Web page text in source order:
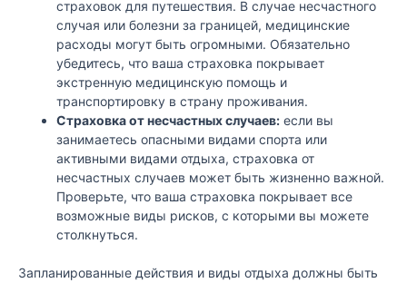
страховок для путешествия. В случае несчастного
случая или болезни за границей, медицинские
расходы могут быть огромными. Обязательно
убедитесь, что ваша страховка покрывает
экстренную медицинскую помощь и
транспортировку в страну проживания.
Страховка от несчастных случаев: если вы
занимаетесь опасными видами спорта или
активными видами отдыха, страховка от
несчастных случаев может быть жизненно важной.
Проверьте, что ваша страховка покрывает все
возможные виды рисков, с которыми вы можете
столкнуться.
Запланированные действия и виды отдыха должны быть